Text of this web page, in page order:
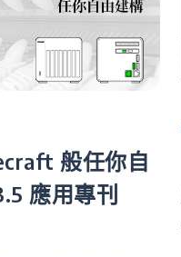
般任你自
應用專刊